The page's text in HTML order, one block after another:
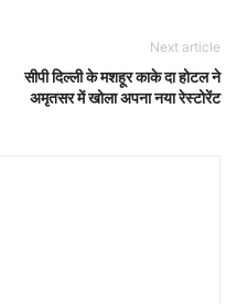
Next article
सीपी दिल्ली के मशहूर काके दा होटल ने
अमृतसर में खोला अपना नया रेस्टोरेंट